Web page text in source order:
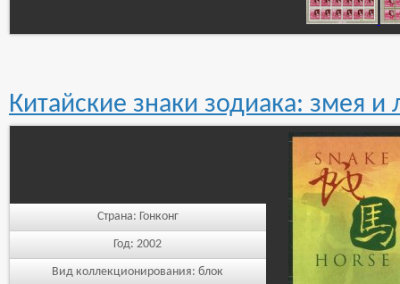
Китайские знаки зодиака: змея и
Страна: Гонконг
Год:2002
Вид коллекционирования:блок